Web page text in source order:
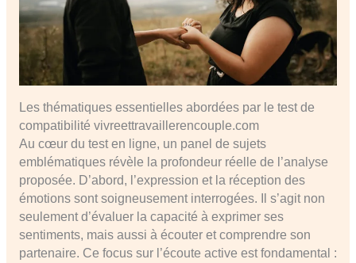
Les thématiques essentielles abordées par le test de
compatibilité vivreettravaillerencouple.com
Au cœur du test en ligne, un panel de sujets
emblématiques révèle la profondeur réelle de l’analyse
proposée. D’abord, l’expression et la réception des
émotions sont soigneusement interrogées. Il s’agit non
seulement d’évaluer la capacité à exprimer ses
sentiments, mais aussi à écouter et comprendre son
partenaire. Ce focus sur l’écoute active est fondamental :